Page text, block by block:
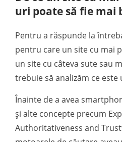
uri poate să fie mai
Pentru a răspunde la
pentru care un site cu mai
un site cu câteva sute sau
trebuie să analizăm ce este
Înainte de a avea
și alte concepte precum
Authoritativeness and